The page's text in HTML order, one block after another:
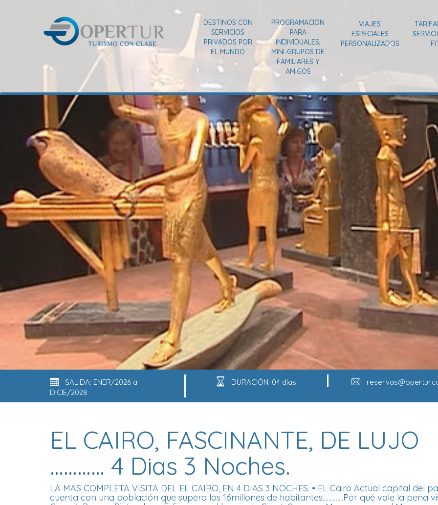
DESTINOS CON
SERVICIOS
PRIVADOS POR
EL MUNDO
PROGRAMACION
PARA
INDIVIDUALES,
MINI-GRUPOS DE
FAMILIARES Y
AMIGOS
VIAJES
ESPECIALES
PERSONALIZADOS
SALIDA: ENER/2026 a
DICIE/2028
DURACIÓN: 04 días
EL CAIRO, FASCINANTE, DE LUJO
………… 4 Dias 3 Noches.
LA MAS COMPLETA VISITA DEL EL CAIRO, EN 4 DIAS 3 NOCHES. • EL Cairo Actual capital del
cuenta con una población que supera los 16millones de habitantes..............Por qué vale la pena